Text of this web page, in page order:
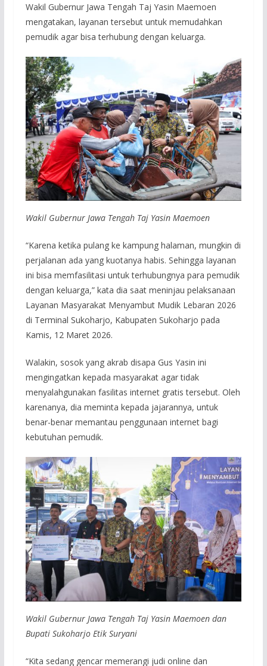
Wakil Gubernur Jawa Tengah Taj Yasin Maemoen
mengatakan, layanan tersebut untuk memudahkan
pemudik agar bisa terhubung dengan keluarga.
Wakil Gubernur Jawa Tengah Taj Yasin Maemoen
“Karena ketika pulang ke kampung halaman, mungkin di
perjalanan ada yang kuotanya habis. Sehingga layanan
ini bisa memfasilitasi untuk terhubungnya para pemudik
dengan keluarga,” kata dia saat meninjau pelaksanaan
Layanan Masyarakat Menyambut Mudik Lebaran 2026
di Terminal Sukoharjo, Kabupaten Sukoharjo pada
Kamis, 12 Maret 2026.
Walakin, sosok yang akrab disapa Gus Yasin ini
mengingatkan kepada masyarakat agar tidak
menyalahgunakan fasilitas internet gratis tersebut. Oleh
karenanya, dia meminta kepada jajarannya, untuk
benar-benar memantau penggunaan internet bagi
kebutuhan pemudik.
Wakil Gubernur Jawa Tengah Taj Yasin Maemoen dan
Bupati Sukoharjo Etik Suryani
“Kita sedang gencar memerangi judi online dan